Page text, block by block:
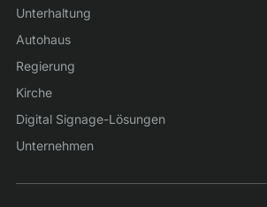
Unterhaltung
Autohaus
Regierung
Kirche
Digital Signage-Lösungen
Unternehmen